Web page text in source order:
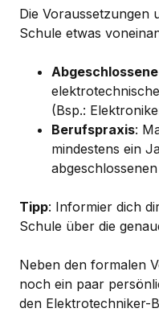
Die Voraussetzungen
Schule etwas
(Bsp.:
Berufspraxis:
mindestens ein
Tipp: Informier dich
Schule über die
Neben den formalen
noch ein paar
den Elektrotechniker-